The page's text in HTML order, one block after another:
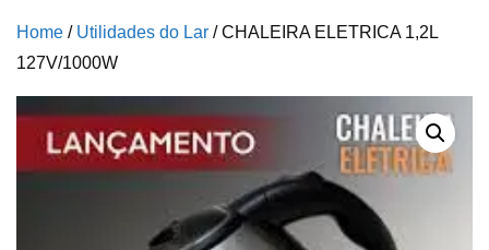
Home / Utilidades do Lar / CHALEIRA ELETRICA 1,2L
127V/1000W